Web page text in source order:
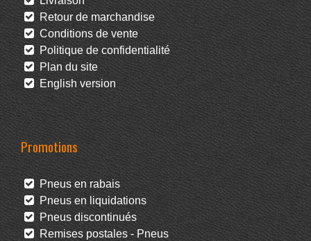
Retour de marchandise
Conditions de vente
Politique de confidentialité
Plan du site
English version
Promotions
Pneus en rabais
Pneus en liquidations
Pneus discontinués
Remises postales - Pneus